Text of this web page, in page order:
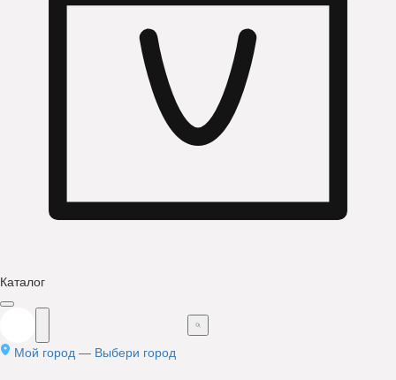
Каталог
Мой город — Выбери город